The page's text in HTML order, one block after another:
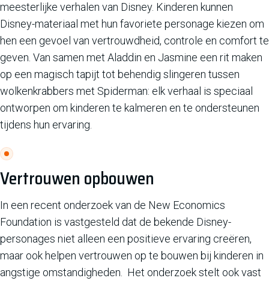
meesterlijke verhalen van Disney. Kinderen kunnen
Disney-materiaal met hun favoriete personage kiezen om
hen een gevoel van vertrouwdheid, controle en comfort te
geven. Van samen met Aladdin en Jasmine een rit maken
op een magisch tapijt tot behendig slingeren tussen
wolkenkrabbers met Spiderman: elk verhaal is speciaal
ontworpen om kinderen te kalmeren en te ondersteunen
tijdens hun ervaring.
Vertrouwen opbouwen
In een recent onderzoek van de New Economics
Foundation is vastgesteld dat de bekende Disney-
personages niet alleen een positieve ervaring creëren,
maar ook helpen vertrouwen op te bouwen bij kinderen in
angstige omstandigheden. Het onderzoek stelt ook vast